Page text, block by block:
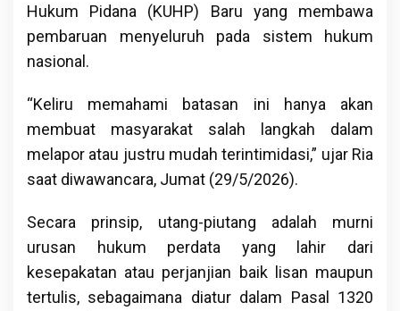
Hukum Pidana (KUHP) Baru yang membawa
pembaruan menyeluruh pada sistem hukum
nasional.
“Keliru memahami batasan ini hanya akan
membuat masyarakat salah langkah dalam
melapor atau justru mudah terintimidasi,” ujar Ria
saat diwawancara, Jumat (29/5/2026).
​Secara prinsip, utang-piutang adalah murni
urusan hukum perdata yang lahir dari
kesepakatan atau perjanjian baik lisan maupun
tertulis, sebagaimana diatur dalam Pasal 1320